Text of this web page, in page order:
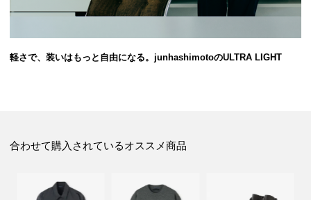
軽さで、装いはもっと自由になる。junhashimotoのULTRA LIGHT
合わせて購入されているオススメ商品